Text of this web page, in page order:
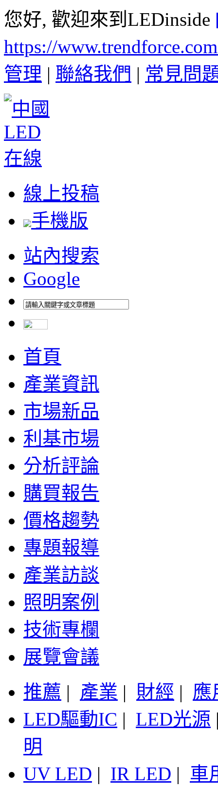
您好, 歡迎來到LEDinside
https://
管理 | 聯絡我們 | 常見問
線上投稿
手機版
站內搜索
Google
首頁
產業資訊
市場新品
利基市場
分析評論
購買報告
價格趨勢
專題報導
產業訪談
照明案例
技術專欄
展覽會議
推薦 | 產業 | 財經 | 應
LED驅動IC | LED光源
明
UV LED | IR LED | 車